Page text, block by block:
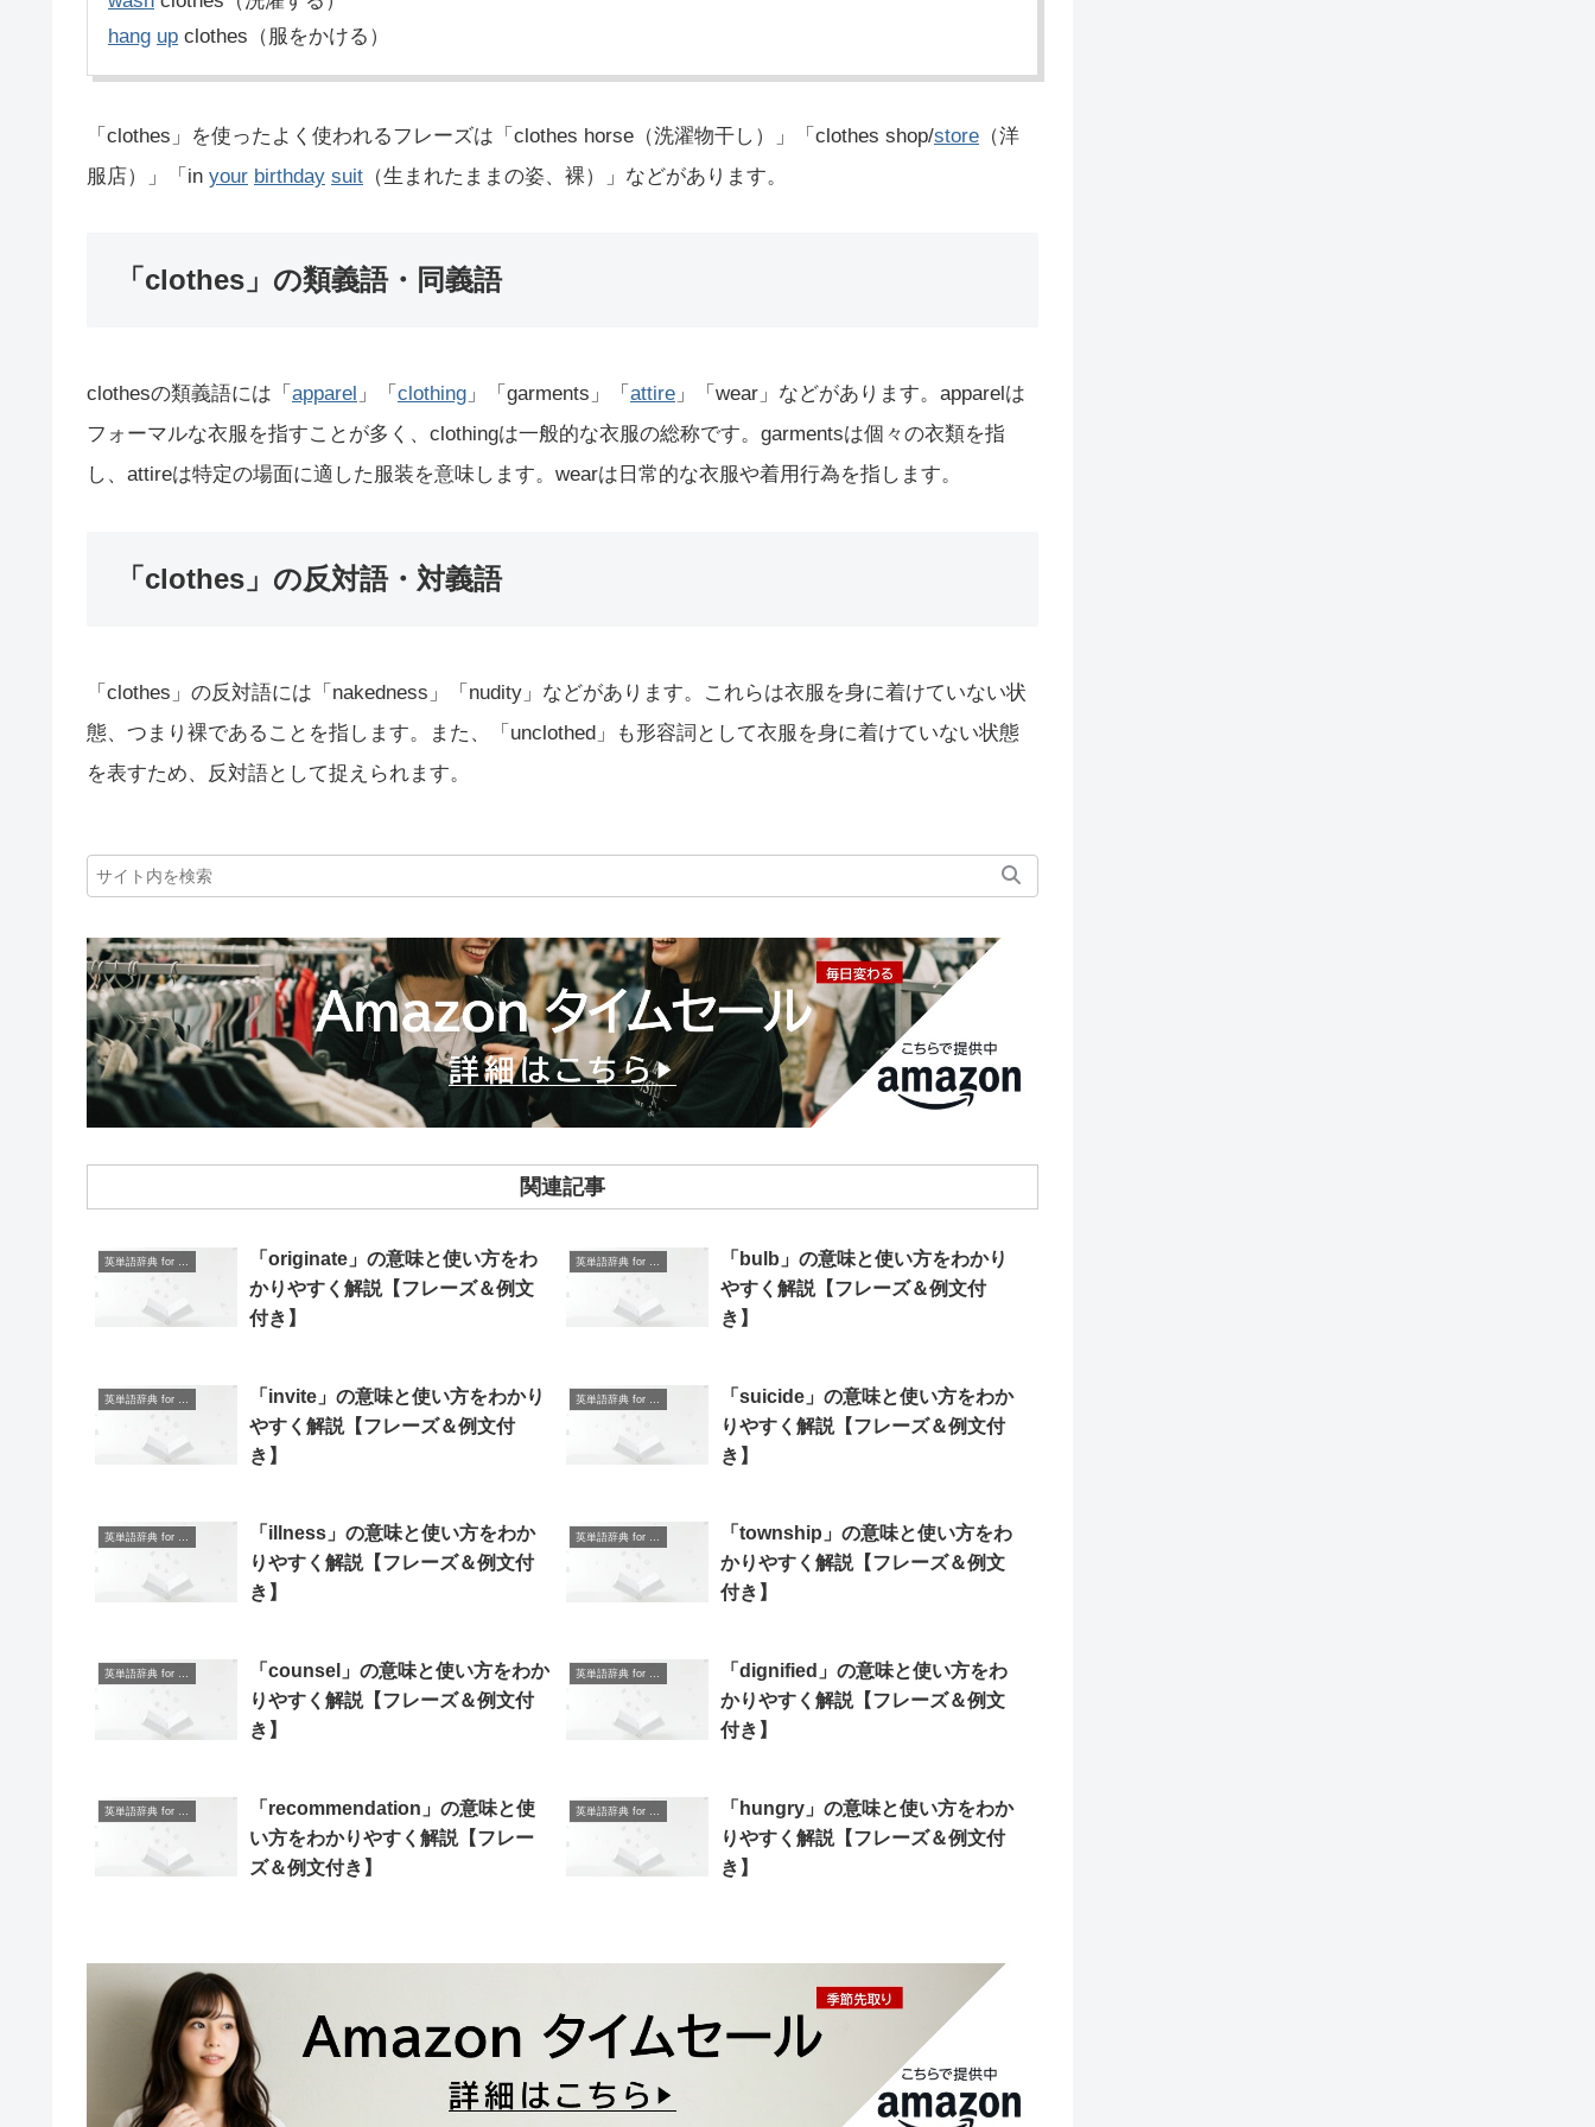
hang up clothes（服をかける）
「clothes」を使ったよく使われるフレーズは「clothes horse（洗濯物干し）」「clothes shop/store （洋
服店）」「in your birthday suit （生まれたままの姿、裸）」などがあります。
「clothes」の類義語・同義語
clothesの類義語には「 apparel 」「 clothing 」「garments」「 attire 」「wear」などがあります。apparelは
フォーマルな衣服を指すことが多く、clothingは一般的な衣服の総称です。garmentsは個々の衣類を指
し、attireは特定の場面に適した服装を意味します。wearは日常的な衣服や着用行為を指します。
「clothes」の反対語・対義語
「clothes」の反対語には「nakedness」「nudity」などがあります。これらは衣服を身に着けていない状
態、つまり裸であることを指します。また、「unclothed」も形容詞として衣服を身に着けていない状態
を表すため、反対語として捉えられます。
関連記事
「originate」の意味と使い方をわ
かりやすく解説【フレーズ＆例文
付き】
「bulb」の意味と使い方をわかり
やすく解説【フレーズ＆例文付
き】
「invite」の意味と使い方をわかり
やすく解説【フレーズ＆例文付
き】
「suicide」の意味と使い方をわか
りやすく解説【フレーズ＆例文付
き】
「illness」の意味と使い方をわか
りやすく解説【フレーズ＆例文付
き】
「township」の意味と使い方をわ
かりやすく解説【フレーズ＆例文
付き】
英単語辞典 for Beginners
「counsel」の意味と使い方をわか
りやすく解説【フレーズ＆例文付
き】
英単語辞典 for Beginners
「dignified」の意味と使い方をわ
かりやすく解説【フレーズ＆例文
付き】
英単語辞典 for Beginners
「recommendation」の意味と使
い方をわかりやすく解説【フレー
ズ＆例文付き】
英単語辞典 for Beginners
「hungry」の意味と使い方をわか
りやすく解説【フレーズ＆例文付
き】